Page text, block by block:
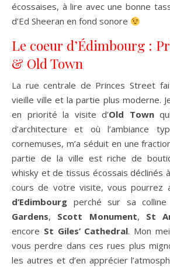
écossaises, à lire avec une bonne
d’Ed Sheeran en fond sonore
Le coeur d’Édimbourg :
& Old Town
La rue centrale de Princes Street
vieille ville et la partie plus moderne.
en priorité la visite d’Old Town
d’architecture et où l’ambiance
cornemuses, m’a séduit en une
partie de la ville est riche de
whisky et de tissus écossais déclinés
cours de votre visite, vous pourrez
d’Edimbourg perché sur sa
Gardens, Scott Monument, St
encore St Giles’ Cathedral. Mon
vous perdre dans ces rues plus
les autres et d’en apprécier